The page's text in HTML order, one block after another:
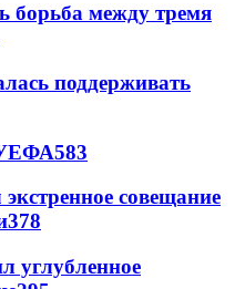
борьба между тремя
поддерживать
583
совещание
378
углубленное